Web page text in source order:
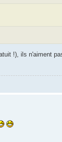
!), ils n'aiment